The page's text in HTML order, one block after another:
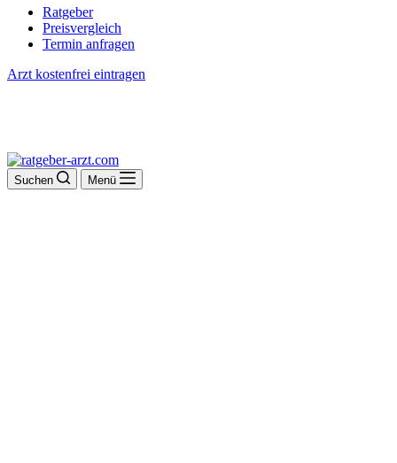
Ratgeber
Preisvergleich
Termin anfragen
Arzt kostenfrei eintragen
Suchen Menü